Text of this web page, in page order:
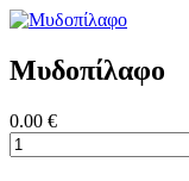
Μυδοπίλαφο
0.00 €